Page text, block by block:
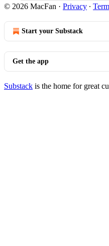
© 2026 MacFan · Privacy ∙
Start your Substack
Get the app
Substack is the home for great